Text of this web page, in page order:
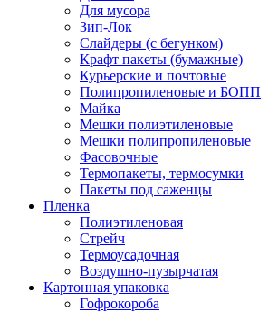
Для мусора
Зип-Лок
Слайдеры (с бегунком)
Крафт пакеты (бумажные)
Курьерские и почтовые
Полипропиленовые и БОПП
Майка
Мешки полиэтиленовые
Мешки полипропиленовые
Фасовочные
Термопакеты, термосумки
Пакеты под саженцы
Пленка
Полиэтиленовая
Стрейч
Термоусадочная
Воздушно-пузырчатая
Картонная упаковка
Гофрокороба